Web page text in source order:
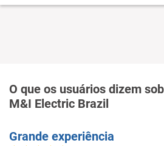
O que os usuários dizem
M&I Electric Brazil
Grande experiência